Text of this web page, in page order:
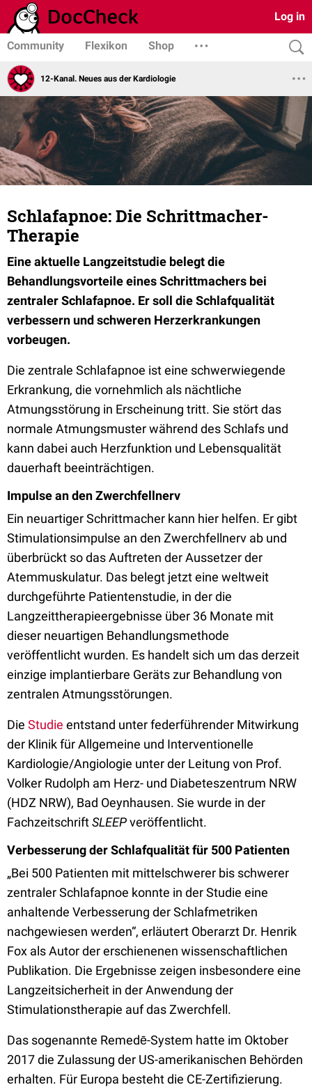
Log in
Community Flexikon Shop
12-Kanal. Neues aus der Kardiologie
Schlafapnoe: Die Schrittmacher-
Therapie
Eine aktuelle Langzeitstudie belegt die
Behandlungsvorteile eines Schrittmachers bei
zentraler Schlafapnoe. Er soll die Schlafqualität
verbessern und schweren Herzerkrankungen
vorbeugen.
Die zentrale Schlafapnoe ist eine schwerwiegende
Erkrankung, die vornehmlich als nächtliche
Atmungsstörung in Erscheinung tritt. Sie stört das
normale Atmungsmuster während des Schlafs und
kann dabei auch Herzfunktion und Lebensqualität
dauerhaft beeinträchtigen.
Impulse an den Zwerchfellnerv
Ein neuartiger Schrittmacher kann hier helfen. Er gibt
Stimulationsimpulse an den Zwerchfellnerv ab und
überbrückt so das Auftreten der Aussetzer der
Atemmuskulatur. Das belegt jetzt eine weltweit
durchgeführte Patientenstudie, in der die
Langzeittherapieergebnisse über 36 Monate mit
dieser neuartigen Behandlungsmethode
veröffentlicht wurden. Es handelt sich um das derzeit
einzige implantierbare Geräts zur Behandlung von
zentralen Atmungsstörungen.
Die Studie entstand unter federführender Mitwirkung
der Klinik für Allgemeine und Interventionelle
Kardiologie/Angiologie unter der Leitung von Prof.
Volker Rudolph am Herz- und Diabeteszentrum NRW
(HDZ NRW), Bad Oeynhausen. Sie wurde in der
FachzeitschriftSLEEPveröffentlicht.
Verbesserung der Schlafqualität für 500 Patienten
„Bei 500 Patienten mit mittelschwerer bis schwerer
zentraler Schlafapnoe konnte in der Studie eine
anhaltende Verbesserung der Schlafmetriken
nachgewiesen werden“, erläutert Oberarzt Dr. Henrik
Fox als Autor der erschienenen wissenschaftlichen
Publikation. Die Ergebnisse zeigen insbesondere eine
Langzeitsicherheit in der Anwendung der
Stimulationstherapie auf das Zwerchfell.
Das sogenannte Remedē-System hatte im Oktober
2017 die Zulassung der US-amerikanischen Behörden
erhalten. Für Europa besteht die CE-Zertifizierung.